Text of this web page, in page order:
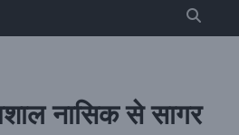
नासिक से सागर